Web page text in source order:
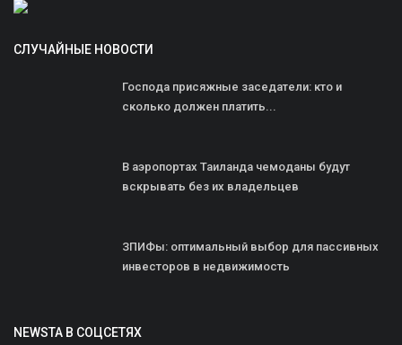
СЛУЧАЙНЫЕ НОВОСТИ
Господа присяжные заседатели: кто и
сколько должен платить...
В аэропортах Таиланда чемоданы будут
вскрывать без их владельцев
ЗПИФы: оптимальный выбор для пассивных
инвесторов в недвижимость
NEWSTA В СОЦСЕТЯХ